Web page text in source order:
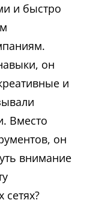
и быстро
он
и
Вместо
он
внимание
сетях?